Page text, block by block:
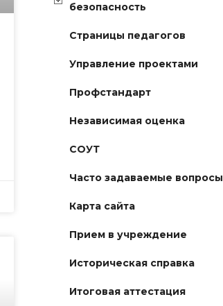
безопасность
Страницы педагогов
Управление проектами
Профстандарт
Независимая оценка
СОУТ
Часто задаваемые вопросы
Карта сайта
Прием в учреждение
Историческая справка
Итоговая аттестация